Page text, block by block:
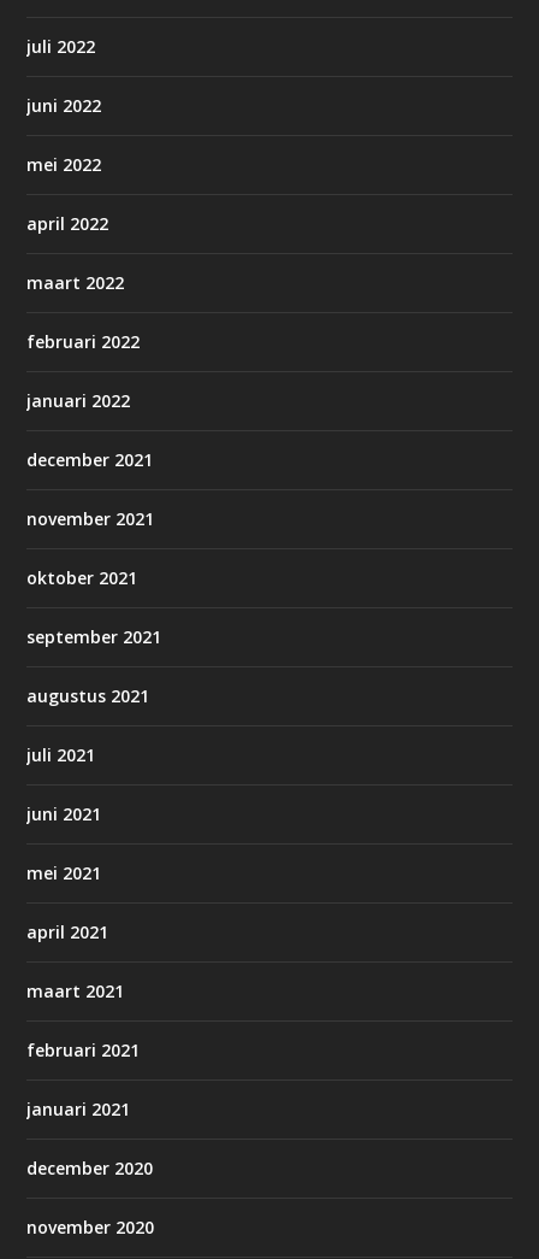
juli 2022
juni 2022
mei 2022
april 2022
maart 2022
februari 2022
januari 2022
december 2021
november 2021
oktober 2021
september 2021
augustus 2021
juli 2021
juni 2021
mei 2021
april 2021
maart 2021
februari 2021
januari 2021
december 2020
november 2020